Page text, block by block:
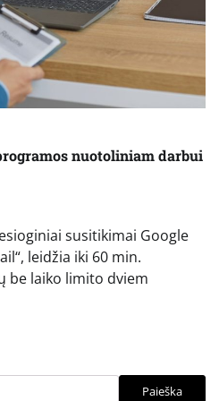
nuotoliniam darbui
susitikimai Google
leidžia iki 60 min.
be laiko limito dviem
Paieška